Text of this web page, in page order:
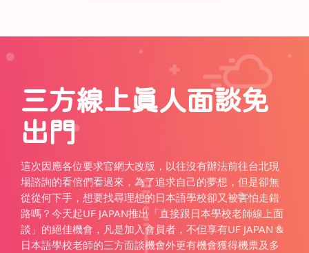
三方線上真人面談免
出門
這次因應各位要求官網大改版，以往沒有辦法前往台北現
場諮詢的看倌們看過來，為了追求自己的夢想，但是卻無
從從何下手，想要找尋理想的日本語學校卻又被害怕走錯
路嗎？今天起UF JAPAN推出「直接跟日本學校老師線上面
談」的絕佳機會，凡是加入會員者，不但享有UF JAPAN &
日本語學校老師的三方面談機會外更有機會獲得機票及多